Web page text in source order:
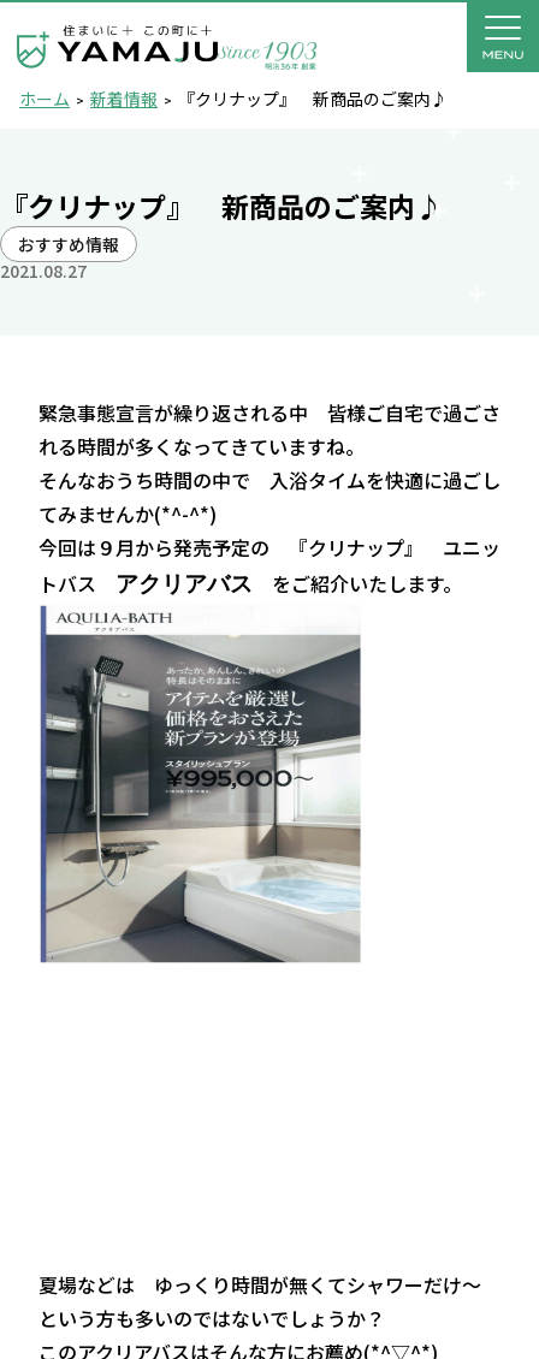
ホーム 新着情報 『クリナップ』 新商品のご案内♪
『クリナップ』 新商品のご案内♪
おすすめ情報
2021.08.27
緊急事態宣言が繰り返される中 皆様ご自宅で過ごさ
れる時間が多くなってきていますね。
そんなおうち時間の中で 入浴タイムを快適に過ごし
てみませんか(*^-^*)
今回は９月から発売予定の 『クリナップ』 ユニッ
トバス
アクリアバス をご紹介いたします。
夏場などは ゆっくり時間が無くてシャワーだけ～
という方も多いのではないでしょうか？
このアクリアバスはそんな方にお薦め(*^▽^*)